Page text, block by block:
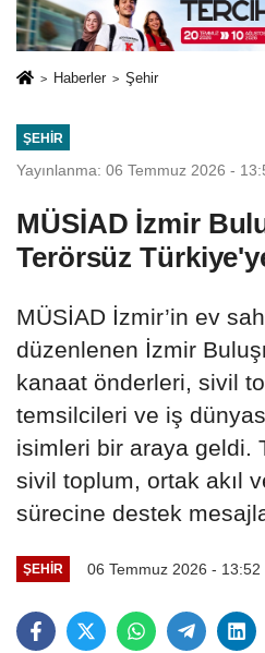
Haberler Şehir
ŞEHIR
Yayınlanma: 06 Temmuz 2026 -
MÜSİAD İzmir
Terörsüz
MÜSİAD İzmir’in ev
düzenlenen İzmir
kanaat önderleri, sivil
temsilcileri ve iş
isimleri bir araya geldi.
sivil toplum, ortak akıl
sürecine destek
ŞEHIR 06 Temmuz 2026 - 13:52